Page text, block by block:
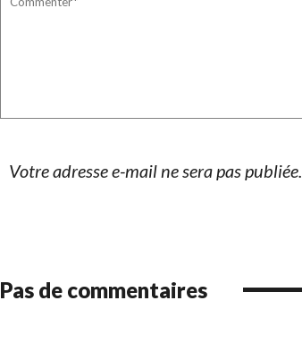
Votre adresse e-mail ne sera pas publiée.
Pas de commentaires